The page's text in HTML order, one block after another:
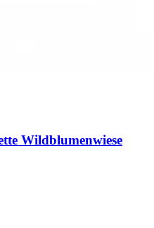
Wildblumenwiese